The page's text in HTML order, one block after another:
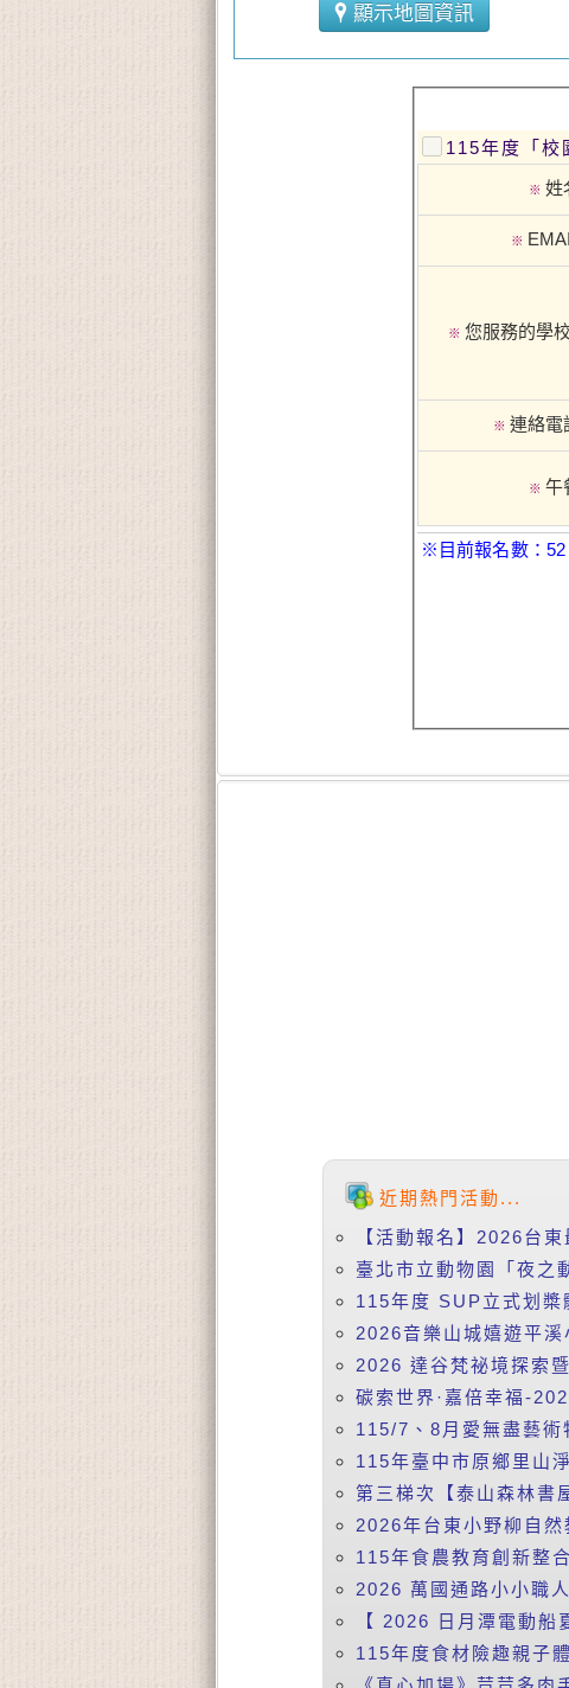
顯示地圖資訊
115年度「校
※ 姓
※
※ 您服務的學
※ 連絡電
※ 午
※目前報名數：52
近期熱門活動...
【活動報名】2026台
臺北市立動物園「夜之
115年度 SUP立式划
2026音樂山城嬉遊平
2026 達谷梵祕境探索
碳索世界·嘉倍幸福-
115/7、8月愛無盡藝
115年臺中市原鄉里山
第三梯次【泰山森林書
2026年台東小野柳自
115年食農教育創新整
2026 萬國通路小小職
【 2026 日月潭電動
115年度食材險趣親子